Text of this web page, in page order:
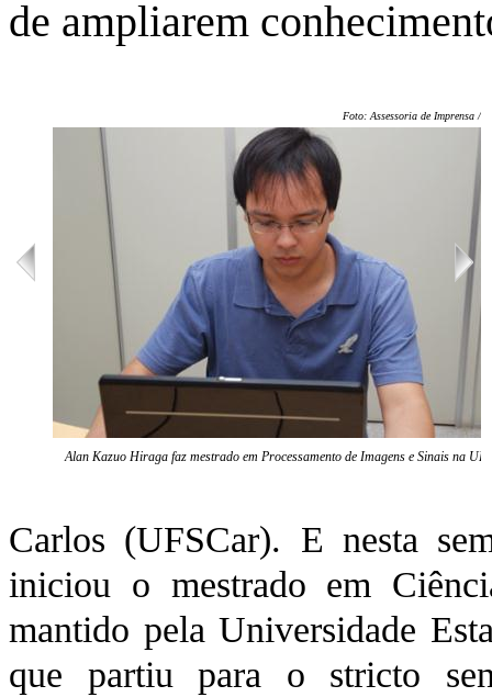
de ampliarem
Foto: Assessoria de Imprensa /
Alan Kazuo Hiraga faz mestrado em Processamento de Imagens e Sinais na
Carlos (UFSCar). E nesta
iniciou o mestrado em
mantido pela Universidade
que partiu para o stricto